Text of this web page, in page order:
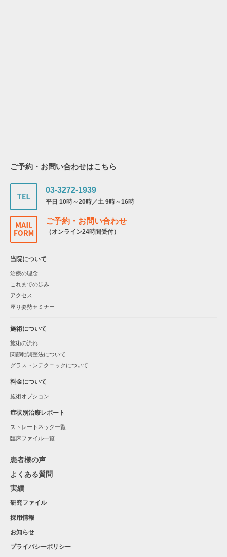
ご予約・お問い合わせはこちら
03-3272-1939
平日 10時～20時／土 9時～16時
ご予約・お問い合わせ
（オンライン24時間受付）
当院について
治療の理念
これまでの歩み
アクセス
座り姿勢セミナー
施術について
施術の流れ
関節軸調整法について
グラストンテクニックについて
料金について
施術オプション
症状別治療レポート
ストレートネック一覧
臨床ファイル一覧
患者様の声
よくある質問
実績
研究ファイル
採用情報
お知らせ
プライバシーポリシー